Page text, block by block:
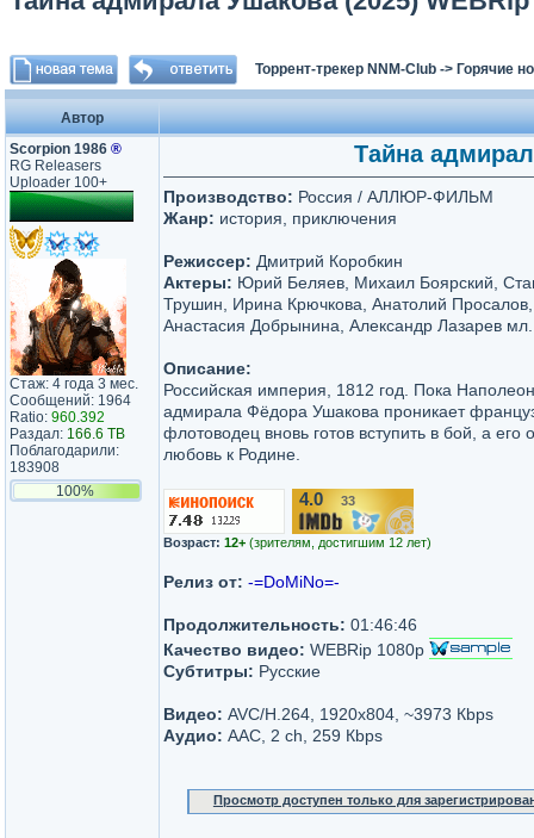
Торрент-трекер NNM-Club -> Горячие
Автор
Scorpion 1986 ®
RG Releasers
Uploader 100+
Стаж: 4 года 3 мес.
Сообщений: 1964
Ratio: 960.392
Раздал: 166.6 TB
Поблагодарили:
183908
100%
Тайна
Производство: Россия / АЛЛЮР-ФИЛЬМ
Жанр: история, приключения
Режиссер: Дмитрий Коробкин
Актеры: Юрий Беляев, Михаил Боярский,
Трушин, Ирина Крючкова, Анатолий
Анастасия Добрынина, Александр Лазарев
Описание:
Российская империя, 1812 год. Пока
адмирала Фёдора Ушакова проникает
флотоводец вновь готов вступить в бой, а его
любовь к Родине.
4.0 33
Возраст: 12+ (зрителям, достигшим 12 лет)
Релиз от: -=DoMiNo=-
Продолжительность: 01:46:46
Качество видео: WEBRip 1080p
Субтитры: Русские
Видео: AVC/H.264, 1920x804, ~3973 Кbps
Аудио: AAC, 2 ch, 259 Кbps
Просмотр доступен только для